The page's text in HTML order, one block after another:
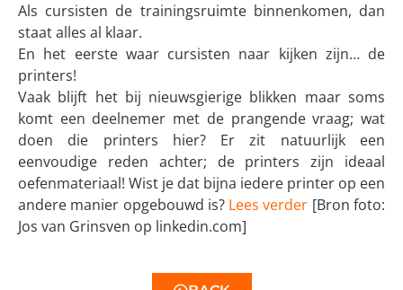
Als cursisten de trainingsruimte binnenkomen, dan
staat alles al klaar.
En het eerste waar cursisten naar kijken zijn… de
printers!
Vaak blijft het bij nieuwsgierige blikken maar soms
komt een deelnemer met de prangende vraag; wat
doen die printers hier? Er zit natuurlijk een
eenvoudige reden achter; de printers zijn ideaal
oefenmateriaal! Wist je dat bijna iedere printer op een
andere manier opgebouwd is? Lees verder [Bron foto:
Jos van Grinsven op linkedin.com]